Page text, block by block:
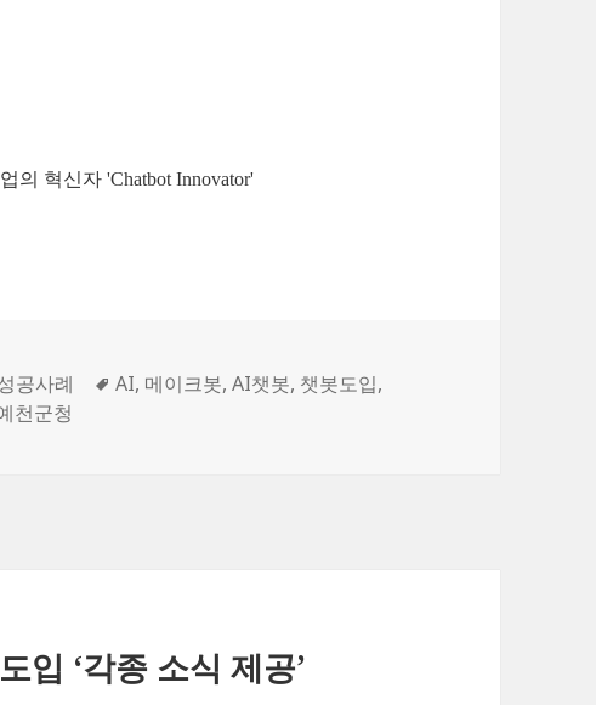
혁신자 'Chatbot Innovator'
공사례 Tags
AI, 메이크봇,AI챗봇, 챗봇도입,
천군청
입 ‘각종 소식 제공’